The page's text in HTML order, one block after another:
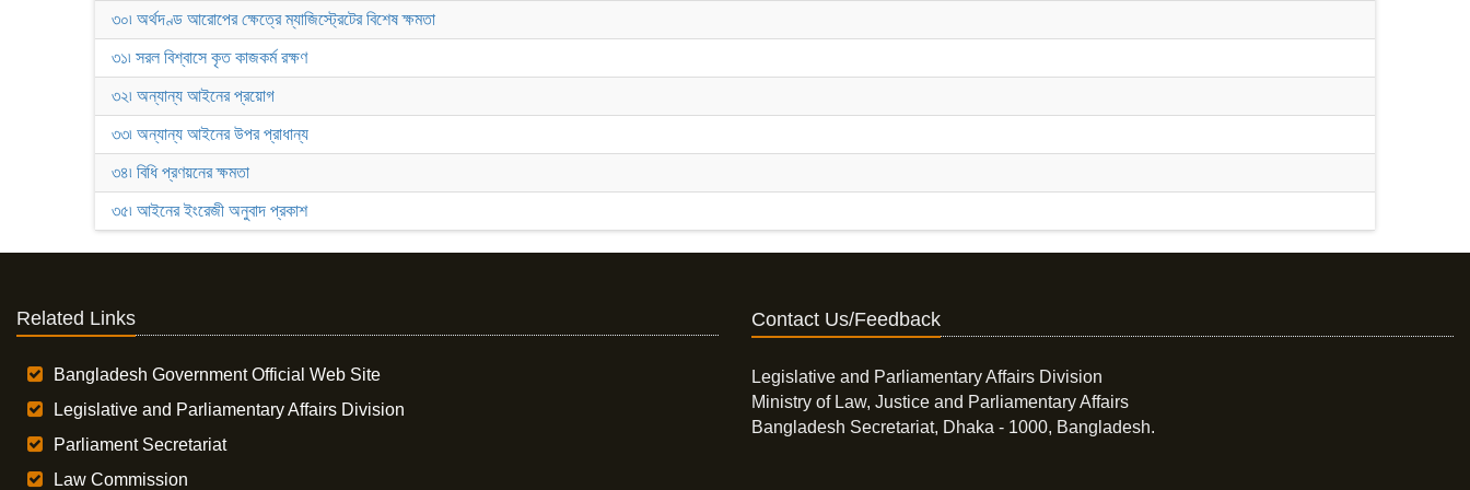
৩০৷ অর্থদণ্ড আরোপের ক্ষেত্রে ম্যাজিস্ট্রেটের বিশেষ ক্ষমতা
৩১৷ সরল বিশ্বাসে কৃত কাজকর্ম রক্ষণ
৩২৷ অন্যান্য আইনের প্রয়োগ
৩৩৷ অন্যান্য আইনের উপর প্রাধান্য
৩৪৷ বিধি প্রণয়নের ক্ষমতা
৩৫৷ আইনের ইংরেজী অনুবাদ প্রকাশ
Related Links
Bangladesh Government Official Web Site
Legislative and Parliamentary Affairs Division
Parliament Secretariat
Law Commission
Contact Us/Feedback
Legislative and Parliamentary Affairs Division
Ministry of Law, Justice and Parliamentary Affairs
Bangladesh Secretariat, Dhaka - 1000, Bangladesh.